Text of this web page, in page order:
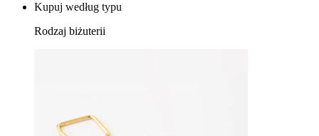
Kupuj według typu
Rodzaj biżuterii